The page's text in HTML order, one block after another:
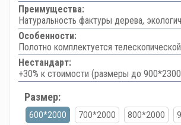
Преимущества:
Натуральность фактуры дерева,
Особенности:
Полотно комплектуется
Нестандарт:
+30% к стоимости (размеры до
Размер:
600*2000 700*2000 800*2000